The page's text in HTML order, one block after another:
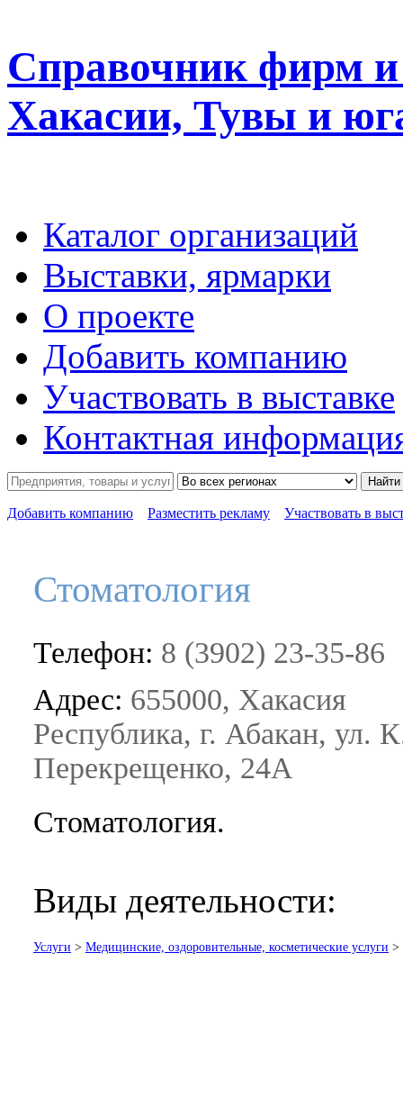
Справочник фирм и
Хакасии, Тувы и
Каталог организаций
Выставки, ярмарки
О проекте
Добавить компанию
Участвовать в выставке
Контактная
Найти
Добавить компанию Разместить рекламу Участвовать в
Стоматология
Телефон: 8 (3902) 23-35-86
Адрес: 655000, Хакасия
Республика, г. Абакан, ул.
Перекрещенко, 24А
Стоматология.
Виды деятельности:
Услуги > Медицинские, оздоровительные, косметические услуги >